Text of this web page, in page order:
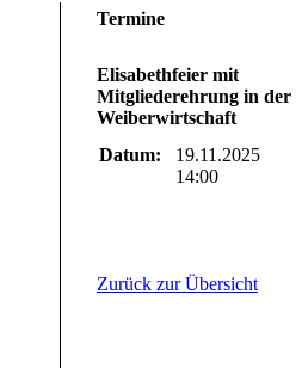
Termine
Elisabethfeier mit
Mitgliederehrung in der
Weiberwirtschaft
Datum:
19.11.2025
14:00
Zurück zur Übersicht